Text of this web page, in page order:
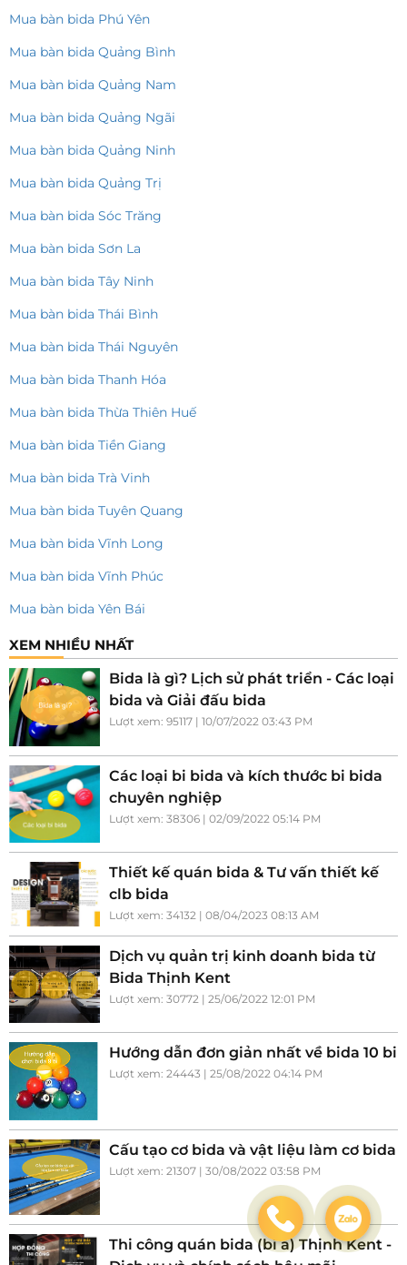
Mua bàn bida Phú Yên
Mua bàn bida Quảng Bình
Mua bàn bida Quảng Nam
Mua bàn bida Quảng Ngãi
Mua bàn bida Quảng Ninh
Mua bàn bida Quảng Trị
Mua bàn bida Sóc Trăng
Mua bàn bida Sơn La
Mua bàn bida Tây Ninh
Mua bàn bida Thái Bình
Mua bàn bida Thái Nguyên
Mua bàn bida Thanh Hóa
Mua bàn bida Thừa Thiên Huế
Mua bàn bida Tiền Giang
Mua bàn bida Trà Vinh
Mua bàn bida Tuyên Quang
Mua bàn bida Vĩnh Long
Mua bàn bida Vĩnh Phúc
Mua bàn bida Yên Bái
XEM NHIỀU NHẤT
Bida là gì? Lịch sử phát triển - Các loại
bida và Giải đấu bida
Lượt xem: 95117 | 10/07/2022 03:43 PM
Các loại bi bida và kích thước bi bida
chuyên nghiệp
Lượt xem: 38306 | 02/09/2022 05:14 PM
Thiết kế quán bida & Tư vấn thiết kế
clb bida
Lượt xem: 34132 | 08/04/2023 08:13 AM
Dịch vụ quản trị kinh doanh bida từ
Bida Thịnh Kent
Lượt xem: 30772 | 25/06/2022 12:01 PM
Hướng dẫn đơn giản nhất về bida 10 bi
Lượt xem: 24443 | 25/08/2022 04:14 PM
Cấu tạo cơ bida và vật liệu làm cơ bida
Lượt xem: 21307 | 30/08/2022 03:58 PM
Thi công quán bida (bi a) Thịnh Kent -